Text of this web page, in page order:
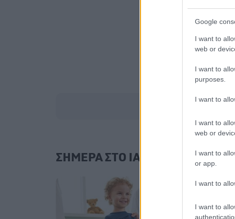
Google
I want to
web or
I want to
purposes.
I want to
I want to
web or
I want to
or app.
I want to
I want to
ΣΗΜΕΡΑ ΣΤΟ IATRONET.GR